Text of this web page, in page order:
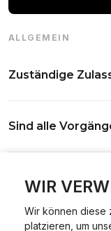
WIR
Wir können diese
platzieren, um
ALLGEMEIN
Zuständige
Antrag wird
Sind alle
Abmeldungen für
Was ist Online
Ein